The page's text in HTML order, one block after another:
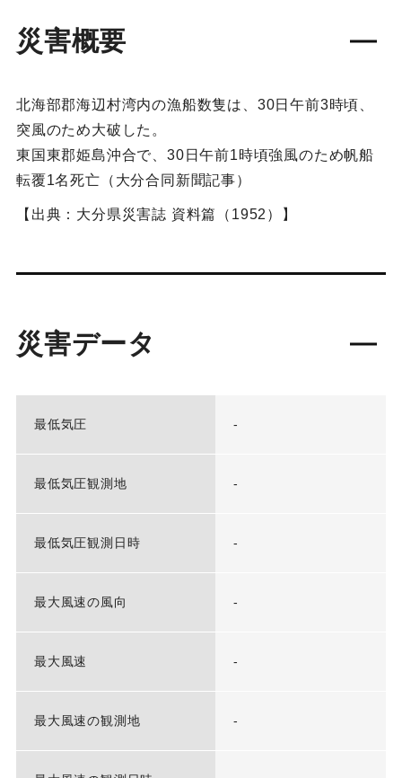
災害概要
北海部郡海辺村湾内の漁船数隻は、30日午前3時頃、
突風のため大破した。
東国東郡姫島沖合で、30日午前1時頃強風のため帆船
転覆1名死亡（大分合同新聞記事）
【出典：大分県災害誌 資料篇（1952）】
災害データ
最低気圧 -
最低気圧観測地 -
最低気圧観測日時 -
最大風速の風向 -
最大風速 -
最大風速の観測地 -